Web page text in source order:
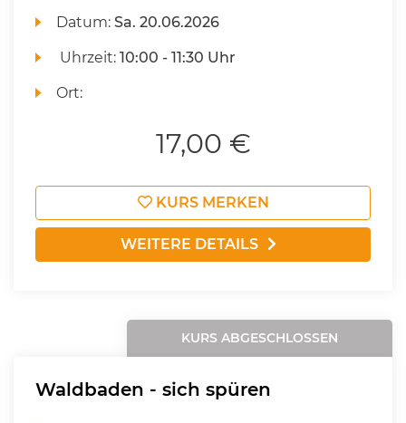
Datum:Sa. 20.06.2026
Uhrzeit:10:00 - 11:30 Uhr
Ort:
17,00 €
KURS MERKEN
WEITERE DETAILS
KURS ABGESCHLOSSEN
Waldbaden - sich spüren